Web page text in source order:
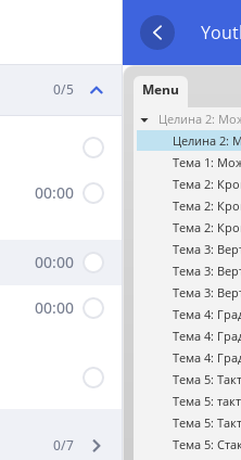
0/5
00:00
00:00
00:00
0/7